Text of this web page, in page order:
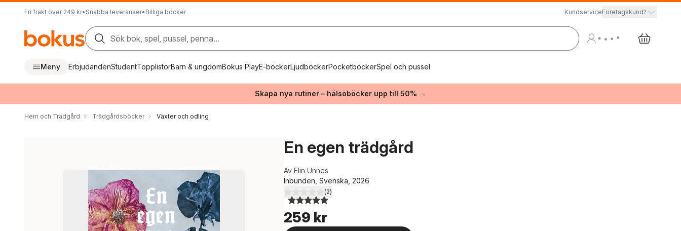
Fri frakt över 249 kr• Snabba leveranser• Billiga böcker KundserviceFöretagskund?
Sök bok, spel, pussel, penna...
Meny ErbjudandenStudentTopplistorBarn & ungdomBokus PlayE-böckerLjudböckerPocketböckerSpel och pussel
Skapa nya rutiner – hälsoböcker upp till 50% →
Hem och Trädgård Trädgårdsböcker Växter och odling
En egen trädgård
Av Elin Unnes
Inbunden, Svenska, 2026
5,0utav 5 stjärnor. Totalt antal röster:
(2)
259 kr